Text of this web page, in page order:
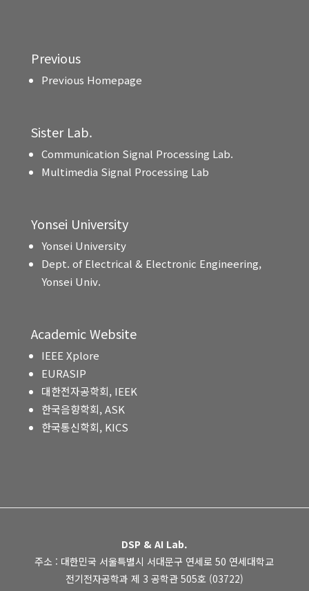
Previous
Previous Homepage
Sister Lab.
Communication Signal Processing Lab.
Multimedia Signal Processing Lab
Yonsei University
Yonsei University
Dept. of Electrical & Electronic Engineering,
Yonsei Univ.
Academic Website
IEEE Xplore
EURASIP
대한전자공학회, IEEK
한국음향학회, ASK
한국통신학회, KICS
DSP & AI Lab.
주소 : 대한민국 서울특별시 서대문구 연세로 50 연세대학교
전기전자공학과 제 3 공학관 505호 (03722)